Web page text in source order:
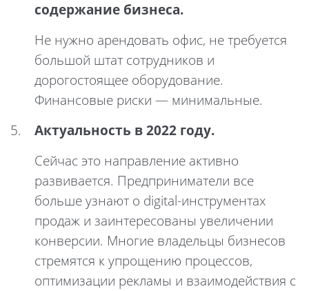
содержание бизнеса.
Не нужно арендовать офис, не требуется
большой штат сотрудников и
дорогостоящее оборудование.
Финансовые риски — минимальные.
Актуальность в 2022 году.
Сейчас это направление активно
развивается. Предприниматели все
больше узнают о digital-инструментах
продаж и заинтересованы увеличении
конверсии. Многие владельцы бизнесов
стремятся к упрощению процессов,
оптимизации рекламы и взаимодействия с